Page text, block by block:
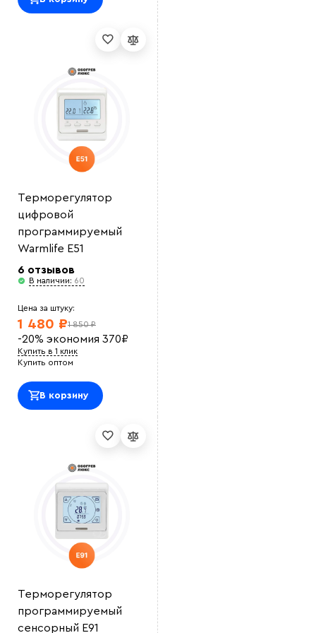
Терморегулятор
цифровой
программируемый
Warmlife E51
6 отзывов
В наличии: 60
Цена за штуку:
1 850 ₽
1 480 ₽
-20% экономия 370₽
Купить в 1 клик
Купить оптом
В корзину
Терморегулятор
программируемый
сенсорный E91